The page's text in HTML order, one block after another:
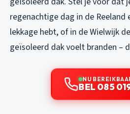
regenachtige dag in de Reeland
lekkage hebt, of in de Wielwijk
geïsoleerd dak voelt branden –
NU
BEL 085